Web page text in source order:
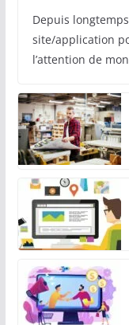
Depuis
site/application
l’attention de